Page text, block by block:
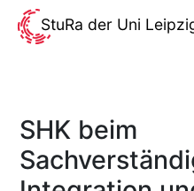
StuRa der Uni
SHK beim